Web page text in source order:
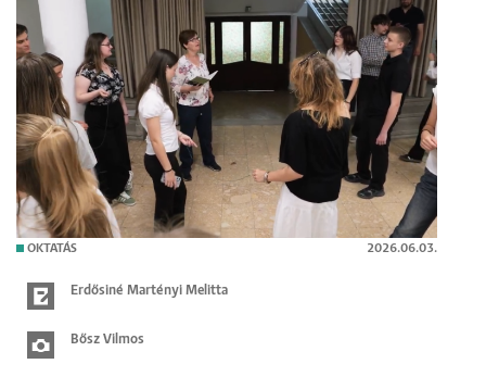
OKTATÁS 2026.06.03.
Erdősiné Martényi Melitta
Bősz Vilmos